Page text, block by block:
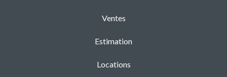
Ventes
Estimation
Locations